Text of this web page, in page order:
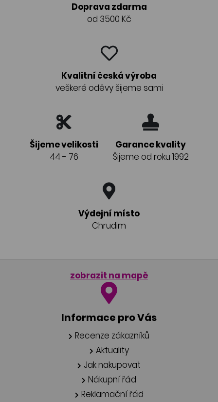
Doprava zdarma
od 3500 Kč
Kvalitní česká výroba
veškeré oděvy šijeme sami
Šijeme velikosti
44 - 76
Garance kvality
Šijeme od roku 1992
Výdejní místo
Chrudim
zobrazit na mapě
Informace pro Vás
Recenze zákazníků
Aktuality
Jak nakupovat
Nákupní řád
Reklamační řád